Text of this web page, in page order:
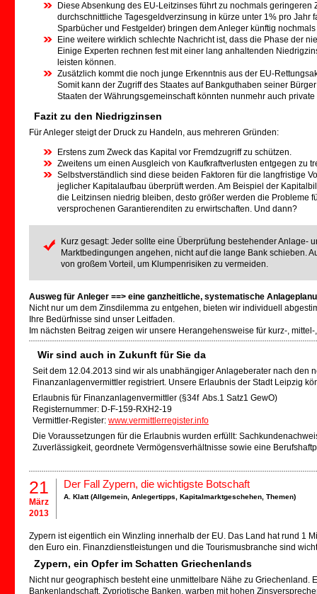
Diese Absenkung des EU-Leitzinses führt zu nochmals
durchschnittliche Tagesgeldverzinsung in kürze unter 1% pro Jahr
Sparbücher und Festgelder) bringen dem Anleger künftig
Eine weitere wirklich schlechte Nachricht ist, dass die Phase der
Einige Experten rechnen fest mit einer lang anhaltenden
leisten können.
Zusätzlich kommt die noch junge Erkenntnis aus der EU-
Somit kann der Zugriff des Staates auf Bankguthaben seiner
Staaten der Währungsgemeinschaft könnten nunmehr auch
Fazit zu den Niedrigzinsen
Für Anleger steigt der Druck zu Handeln, aus mehreren Gründen:
Erstens zum Zweck das Kapital vor Fremdzugriff zu schützen.
Zweitens um einen Ausgleich von Kaufkraftverlusten entgegen zu
Selbstverständlich sind diese beiden Faktoren für die langfristige
jeglicher Kapitalaufbau überprüft werden. Am Beispiel der
die Leitzinsen niedrig bleiben, desto größer werden die Probleme
versprochenen Garantierenditen zu erwirtschaften. Und dann?
Kurz gesagt: Jeder sollte eine Überprüfung bestehender Anlage-
Marktbedingungen angehen, nicht auf die lange Bank schieben.
von großem Vorteil, um Klumpenrisiken zu vermeiden.
Ausweg für Anleger ==> eine ganzheitliche, systematische
Nicht nur um dem Zinsdilemma zu entgehen, bieten wir individuell
Ihre Bedürfnisse sind unser Leitfaden.
Im nächsten Beitrag zeigen wir unsere Herangehensweise für kurz-,
Wir sind auch in Zukunft für Sie da
Seit dem 12.04.2013 sind wir als unabhängiger Anlageberater nach den
Finanzanlagenvermittler registriert. Unsere Erlaubnis der Stadt Leipzig
Erlaubnis für Finanzanlagenvermittler (§34f Abs.1 Satz1 GewO)
Registernummer: D-F-159-RXH2-19
Vermittler-Register: www.vermittlerregister.info
Die Voraussetzungen für die Erlaubnis wurden erfüllt:
Zuverlässigkeit, geordnete Vermögensverhältnisse sowie eine
21
März
2013
Der Fall Zypern, die wichtigste Botschaft
A. Klatt (Allgemein Anlegertipps Kapitalmarktgeschehen Themen)
Zypern ist eigentlich ein Winzling innerhalb der EU. Das Land hat rund 1
den Euro ein. Finanzdienstleistungen und die Tourismusbranche sind
Zypern, ein Opfer im Schatten Griechenlands
Nicht nur geographisch besteht eine unmittelbare Nähe zu Griechenland.
Bankenlandschaft. Zypriotische Banken, warben mit hohen